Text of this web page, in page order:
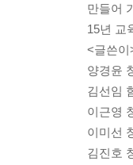
만들어
15년 교
<글쓴이
양경윤
김선임
이근영
이미선
김진호